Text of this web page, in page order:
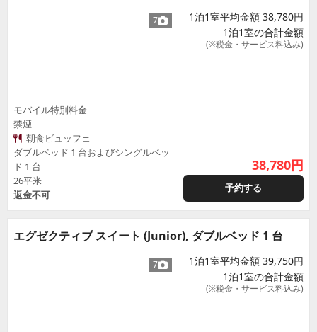
7
モバイル特別料金
禁煙
朝食ビュッフェ
ダブルベッド 1 台およびシングルベッ
ド 1 台
26平米
返金不可
1泊1室平均金額 38,780円
1泊1室の合計金額
(※税金・サービス料込み)
38,780円
予約する
エグゼクティブ スイート (Junior), ダブルベッド 1 台
7
1泊1室平均金額 39,750円
1泊1室の合計金額
(※税金・サービス料込み)